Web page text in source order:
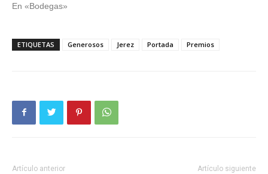
En «Bodegas»
ETIQUETAS Generosos Jerez Portada Premios
Artículo anterior Artículo siguiente